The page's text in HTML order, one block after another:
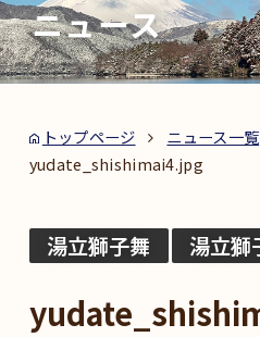
ニュース
トップページ
ニュース一覧
yudate_shishimai4.jpg
湯立獅子舞 湯立獅